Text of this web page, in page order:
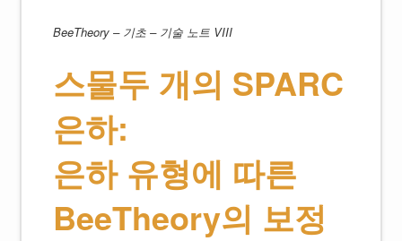
BeeTheory – 기초 – 기술 노트 VIII
스물두 개의 SPARC
은하:
은하 유형에 따른
BeeTheory의 보정